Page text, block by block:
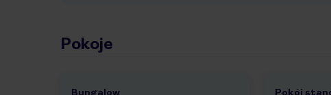
Pokoje
Bungalow Pokój